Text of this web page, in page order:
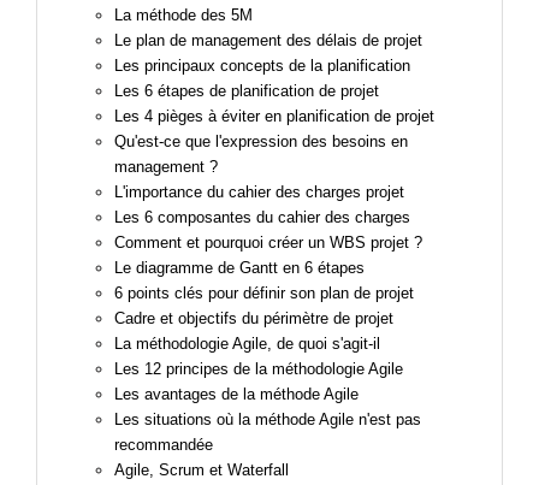
La méthode des 5M
Le plan de management des délais de projet
Les principaux concepts de la planification
Les 6 étapes de planification de projet
Les 4 pièges à éviter en planification de projet
Qu'est-ce que l'expression des besoins en
management ?
L'importance du cahier des charges projet
Les 6 composantes du cahier des charges
Comment et pourquoi créer un WBS projet ?
Le diagramme de Gantt en 6 étapes
6 points clés pour définir son plan de projet
Cadre et objectifs du périmètre de projet
La méthodologie Agile, de quoi s'agit-il
Les 12 principes de la méthodologie Agile
Les avantages de la méthode Agile
Les situations où la méthode Agile n'est pas
recommandée
Agile, Scrum etWaterfall